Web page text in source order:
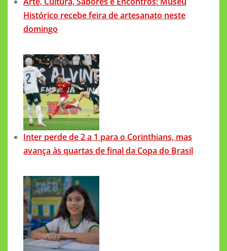
Histórico recebe feira de artesanato neste
domingo
Inter perde de 2 a 1 para o Corinthians, mas
avança às quartas de final da Copa do Brasil